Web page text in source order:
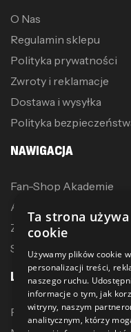
O Nas
Regulamin sklepu
Polityka prywatności
Zwroty i reklamacje
Dostawa i wysyłka
Polityka
NAWIGACJA
Fan-Shop Akademie
Akcesoria treningowe
Zostań dystrybutorem
Sublimacja
LINKI
Promocje
Ta strona
cookie
Używamy plików cookie
personalizacji treści,
naszego ruchu.
informacje o tym, jak
witryny, naszym
analitycznym, którzy